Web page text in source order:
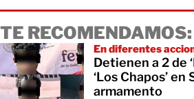
TE RECOMENDAMOS:
En diferentes
Detienen a 2 de
‘Los Chapos’
armamento